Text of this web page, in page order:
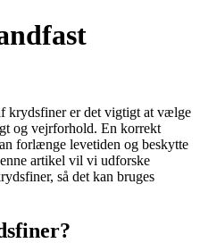
krydsfiner er det vigtigt at vælge
og vejrforhold. En korrekt
forlænge levetiden og beskytte
artikel vil vi udforske
så det kan bruges